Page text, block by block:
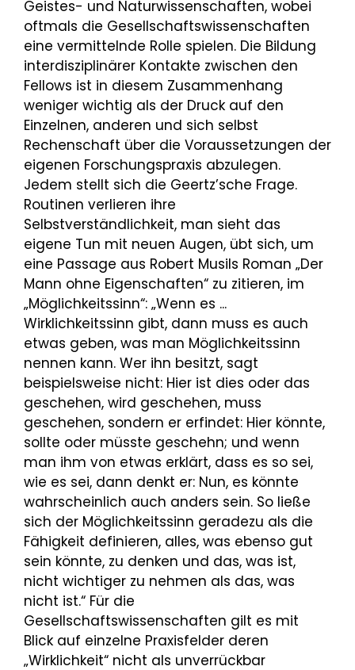
Geistes- und Naturwissenschaften, wobei
oftmals die Gesellschaftswissenschaften
eine vermittelnde Rolle spielen. Die Bildung
interdisziplinärer Kontakte zwischen den
Fellows ist in diesem Zusammenhang
weniger wichtig als der Druck auf den
Einzelnen, anderen und sich selbst
Rechenschaft über die Voraussetzungen der
eigenen Forschungspraxis abzulegen.
Jedem stellt sich die Geertz’sche Frage.
Routinen verlieren ihre
Selbstverständlichkeit, man sieht das
eigene Tun mit neuen Augen, übt sich, um
eine Passage aus Robert Musils Roman „Der
Mann ohne Eigenschaften“ zu zitieren, im
„Möglichkeitssinn“: „Wenn es ...
Wirklichkeitssinn gibt, dann muss es auch
etwas geben, was man Möglichkeitssinn
nennen kann. Wer ihn besitzt, sagt
beispielsweise nicht: Hier ist dies oder das
geschehen, wird geschehen, muss
geschehen, sondern er erfindet: Hier könnte,
sollte oder müsste geschehn; und wenn
man ihm von etwas erklärt, dass es so sei,
wie es sei, dann denkt er: Nun, es könnte
wahrscheinlich auch anders sein. So ließe
sich der Möglichkeitssinn geradezu als die
Fähigkeit definieren, alles, was ebenso gut
sein könnte, zu denken und das, was ist,
nicht wichtiger zu nehmen als das, was
nicht ist.“ Für die
Gesellschaftswissenschaften gilt es mit
Blick auf einzelne Praxisfelder deren
„Wirklichkeit“ nicht als unverrückbar